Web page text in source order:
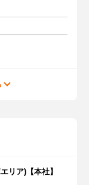
リア)【本社】